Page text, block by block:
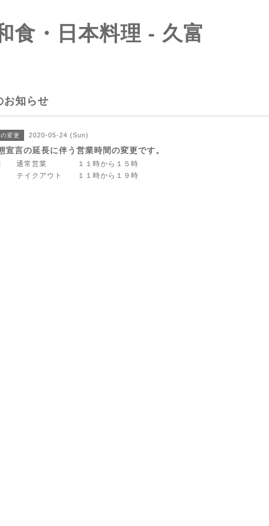
食・日本料理 - 久富
お知らせ
変更 2020-05-24 (Sun)
宣言の延長に伴う営業時間の変更です。
通常営業 １１時から１５時
アウト １１時から１９時